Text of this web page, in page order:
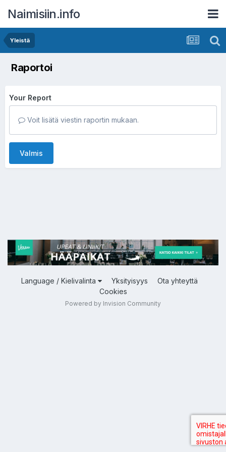
Naimisiin.info
Yleistä
Raportoi
Your Report
Voit lisätä viestin raportin mukaan.
Valmis
Language / Kielivalinta Yksityisyys
Ota yhteyttä
Cookies
Powered by Invision Community